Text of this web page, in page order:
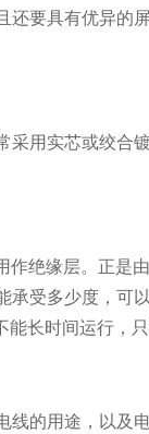
还要具有优异的
采用实芯或绞合
作绝缘层。正
承受多少度，
长时间运行，只
线的用途，以及